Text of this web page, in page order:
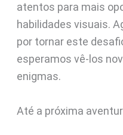
atentos para mais
habilidades visuais.
por tornar este
esperamos vê-los
enigmas.
Até a próxima